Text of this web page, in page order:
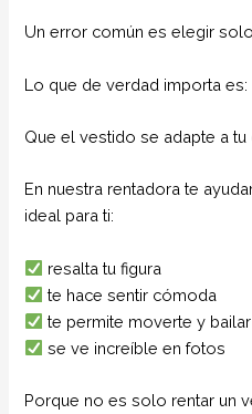
Un error común es elegir
Lo que de verdad importa es:
Que el vestido se adapte a tu
En nuestra rentadora te
ideal para ti:
resalta tu figura
te hace sentir cómoda
te permite moverte y bailar
se ve increíble en fotos
Porque no es solo rentar un